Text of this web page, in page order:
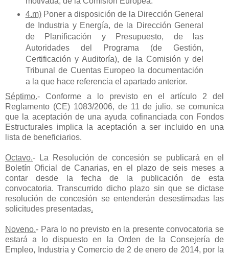
4.m)Poner a disposición de la Dirección General
de Industria y Energía, de la Dirección General
de Planificación y Presupuesto, de las
Autoridades del Programa (de Gestión,
Certificación y Auditoría), de la Comisión y del
Tribunal de Cuentas Europeo la documentación
a la que hace referencia el apartado anterior.
Séptimo.- Conforme a lo previsto en el artículo 2 del
Reglamento (CE) 1083/2006, de 11 de julio, se comunica
que la aceptación de una ayuda cofinanciada con Fondos
Estructurales implica la aceptación a ser incluido en una
lista de beneficiarios.
Octavo.- La Resolución de concesión se publicará en el
Boletín Oficial de Canarias, en el plazo de seis meses a
contar desde la fecha de la publicación de esta
convocatoria. Transcurrido dicho plazo sin que se dictase
resolución de concesión se entenderán desestimadas las
solicitudes presentadas.
Noveno.- Para lo no previsto en la presente convocatoria se
estará a lo dispuesto en la Orden de la Consejería de
Empleo, Industria y Comercio de 2 de enero de 2014, por la